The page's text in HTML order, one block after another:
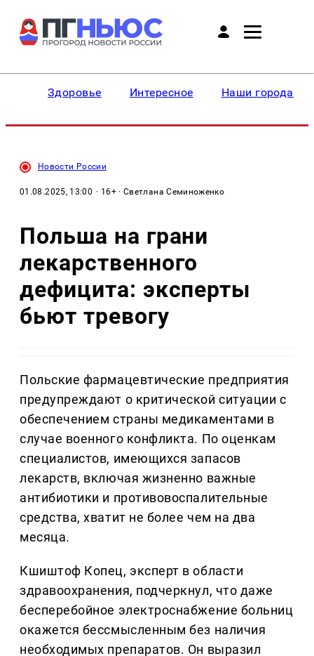
Здоровье Интересное Наши города
Новости России
01.08.2025, 13:00 · 16+ · Светлана Семиноженко
Польша на грани
лекарственного
дефицита: эксперты
бьют тревогу
Польские фармацевтические предприятия
предупреждают о критической ситуации с
обеспечением страны медикаментами в
случае военного конфликта. По оценкам
специалистов, имеющихся запасов
лекарств, включая жизненно важные
антибиотики и противовоспалительные
средства, хватит не более чем на два
месяца.
Кшиштоф Копец, эксперт в области
здравоохранения, подчеркнул, что даже
бесперебойное электроснабжение больниц
окажется бессмысленным без наличия
необходимых препаратов. Он выразил